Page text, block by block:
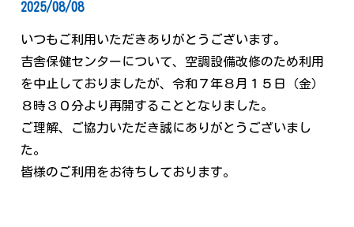
2025/08/08
いつもご利用いただきありがとうございます。
吉舎保健センターについて、空調設備改修のため利用
を中止しておりましたが、令和７年８月１５日（金）
８時３０分より再開することとなりました。
ご理解、ご協力いただき誠にありがとうございまし
た。
皆様のご利用をお待ちしております。